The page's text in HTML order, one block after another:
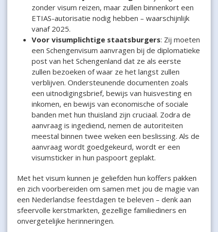
zonder visum reizen, maar zullen binnenkort een
ETIAS-autorisatie nodig hebben – waarschijnlijk
vanaf 2025.
Voor visumplichtige staatsburgers: Zij moeten
een Schengenvisum aanvragen bij de diplomatieke
post van het Schengenland dat ze als eerste
zullen bezoeken of waar ze het langst zullen
verblijven. Ondersteunende documenten zoals
een uitnodigingsbrief, bewijs van huisvesting en
inkomen, en bewijs van economische of sociale
banden met hun thuisland zijn cruciaal. Zodra de
aanvraag is ingediend, nemen de autoriteiten
meestal binnen twee weken een beslissing. Als de
aanvraag wordt goedgekeurd, wordt er een
visumsticker in hun paspoort geplakt.
Met het visum kunnen je geliefden hun koffers pakken
en zich voorbereiden om samen met jou de magie van
een Nederlandse feestdagen te beleven – denk aan
sfeervolle kerstmarkten, gezellige familiediners en
onvergetelijke herinneringen.